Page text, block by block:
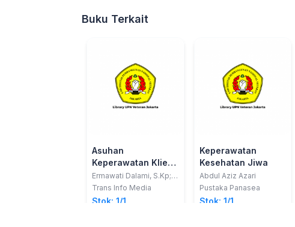
Buku Terkait
Asuhan
Keperawatan Klien
dengan Gangguan
Jiwa
Ermawati Dalami, S.Kp;
dkk.
Trans Info Media
Stok: 1/1
Keperawatan
Kesehatan Jiwa
Abdul Aziz Azari
Pustaka Panasea
Stok: 1/1